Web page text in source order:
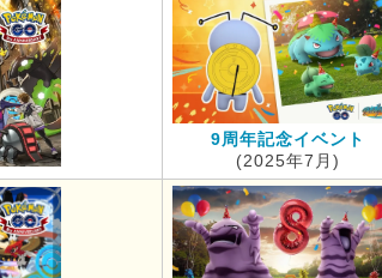
9周年記念イベント
(2025年7月)